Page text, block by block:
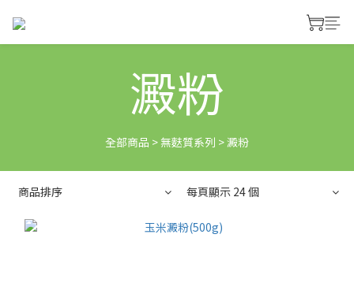
澱粉
全部商品 > 無麩質系列 >澱粉
商品排序 每頁顯示 24 個